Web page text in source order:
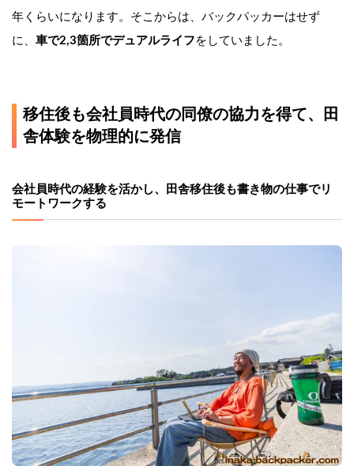
年くらいになります。そこからは、バックパッカーはせず
に、 車で2,3箇所でデュアルライフ をしていました。
移住後も会社員時代の同僚の協力を得て、田
舎体験を物理的に発信
会社員時代の経験を活かし、田舎移住後も書き物の仕事でリ
モートワークする